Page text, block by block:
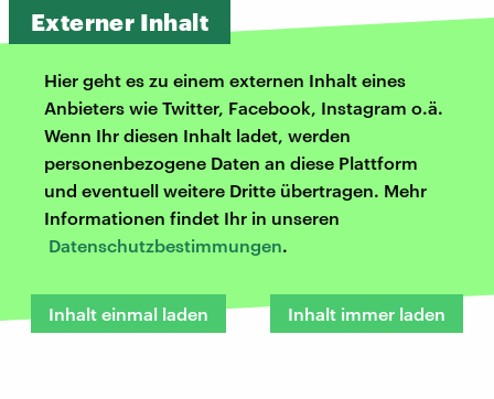
Externer Inhalt
Hier geht es zu einem externen Inhalt eines
Anbieters wie Twitter, Facebook, Instagram o.ä.
Wenn Ihr diesen Inhalt ladet, werden
personenbezogene Daten an diese Plattform
und eventuell weitere Dritte übertragen. Mehr
Informationen findet Ihr in unseren
Datenschutzbestimmungen.
Inhalt einmal laden Inhalt immer laden